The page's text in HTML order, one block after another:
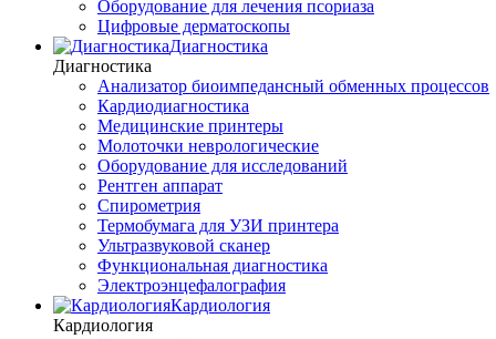
Оборудование для лечения псориаза
Цифровые дерматоскопы
Диагностика
Диагностика
Анализатор биоимпедансный обменных процессов
Кардиодиагностика
Медицинские принтеры
Молоточки неврологические
Оборудование для исследований
Рентген аппарат
Спирометрия
Термобумага для УЗИ принтера
Ультразвуковой сканер
Функциональная диагностика
Электроэнцефалография
Кардиология
Кардиология